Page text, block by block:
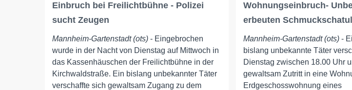
Einbruch bei Freilichtbühne - Polizei
sucht Zeugen
Mannheim-Gartenstadt (ots) - Eingebrochen
wurde in der Nacht von Dienstag auf Mittwoch in
das Kassenhäuschen der Freilichtbühne in der
Kirchwaldstraße. Ein bislang unbekannter Täter
verschaffte sich gewaltsam Zugang zu dem
Wohnungseinbruch-
erbeuten
Mannheim-Gartenstadt (ots)-
bislang unbekannte Täter
Dienstag zwischen 18.00 Uhr
gewaltsam Zutritt in eine
Erdgeschosswohnung eines